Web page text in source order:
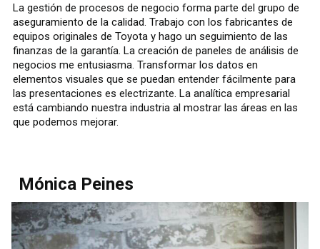
La gestión de procesos de negocio forma parte del grupo de
aseguramiento de la calidad. Trabajo con los fabricantes de
equipos originales de Toyota y hago un seguimiento de las
finanzas de la garantía. La creación de paneles de análisis de
negocios me entusiasma. Transformar los datos en
elementos visuales que se puedan entender fácilmente para
las presentaciones es electrizante. La analítica empresarial
está cambiando nuestra industria al mostrar las áreas en las
que podemos mejorar.
Mónica Peines